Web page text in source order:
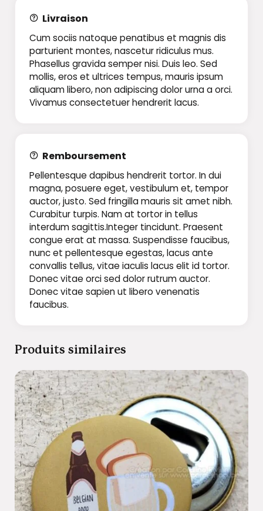
Livraison
Cum sociis natoque penatibus et magnis dis
parturient montes, nascetur ridiculus mus.
Phasellus gravida semper nisi. Duis leo. Sed
mollis, eros et ultrices tempus, mauris ipsum
aliquam libero, non adipiscing dolor urna a orci.
Vivamus consectetuer hendrerit lacus.
Remboursement
Pellentesque dapibus hendrerit tortor. In dui
magna, posuere eget, vestibulum et, tempor
auctor, justo. Sed fringilla mauris sit amet nibh.
Curabitur turpis. Nam at tortor in tellus
interdum sagittis.Integer tincidunt. Praesent
congue erat at massa. Suspendisse faucibus,
nunc et pellentesque egestas, lacus ante
convallis tellus, vitae iaculis lacus elit id tortor.
Donec vitae orci sed dolor rutrum auctor.
Donec vitae sapien ut libero venenatis
faucibus.
Produits similaires